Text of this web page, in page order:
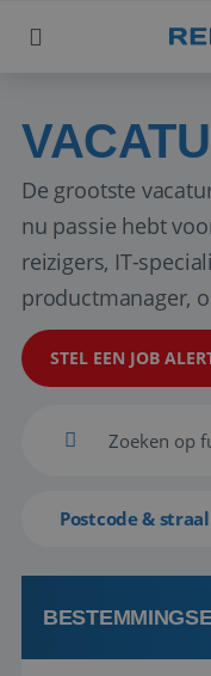
De grootste
nu passie hebt
reizigers, IT-
productmanager,
STEL EEN JOB
Postcode & straal